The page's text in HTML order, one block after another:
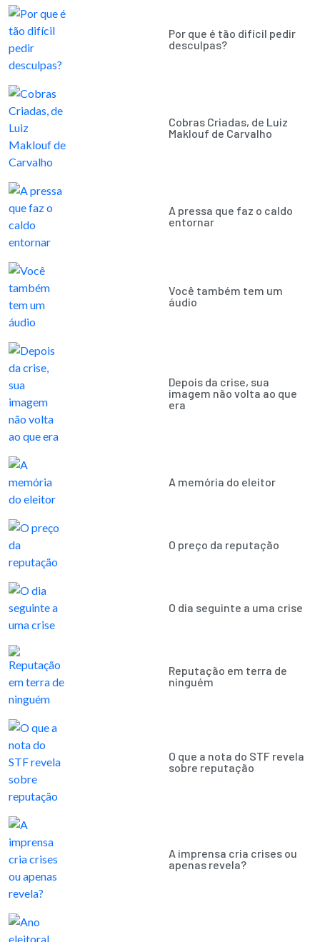
Por que é tão difícil pedir
desculpas?
Cobras Criadas, de Luiz
Maklouf de Carvalho
A pressa que faz o caldo
entornar
Você também tem um
áudio
Depois da crise, sua
imagem não volta ao que
era
A memória do eleitor
O preço da reputação
O dia seguinte a uma crise
Reputação em terra de
ninguém
O que a nota do STF revela
sobre reputação
A imprensa cria crises ou
apenas revela?